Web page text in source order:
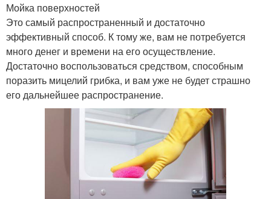
Мойка поверхностей
Это самый распространенный и достаточно
эффективный способ. К тому же, вам не потребуется
много денег и времени на его осуществление.
Достаточно воспользоваться средством, способным
поразить мицелий грибка, и вам уже не будет страшно
его дальнейшее распространение.